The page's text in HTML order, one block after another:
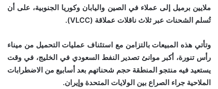
ملايين برميل إلى عملاء في الصين واليابان وكوريا الجنوبية، على أن
تُسلم الشحنات عبر ثلاث ناقلات عملاقة (VLCC).
وتأتي هذه المبيعات بالتزامن مع استئناف عمليات التحميل من ميناء
رأس تنورة، أكبر موانئ تصدير النفط السعودي في الخليج، في وقت
يستعيد فيه منتجو المنطقة حجم شحناتهم بعد أسابيع من الاضطرابات
الملاحية جراء الصراع بين الولايات المتحدة وإيران.